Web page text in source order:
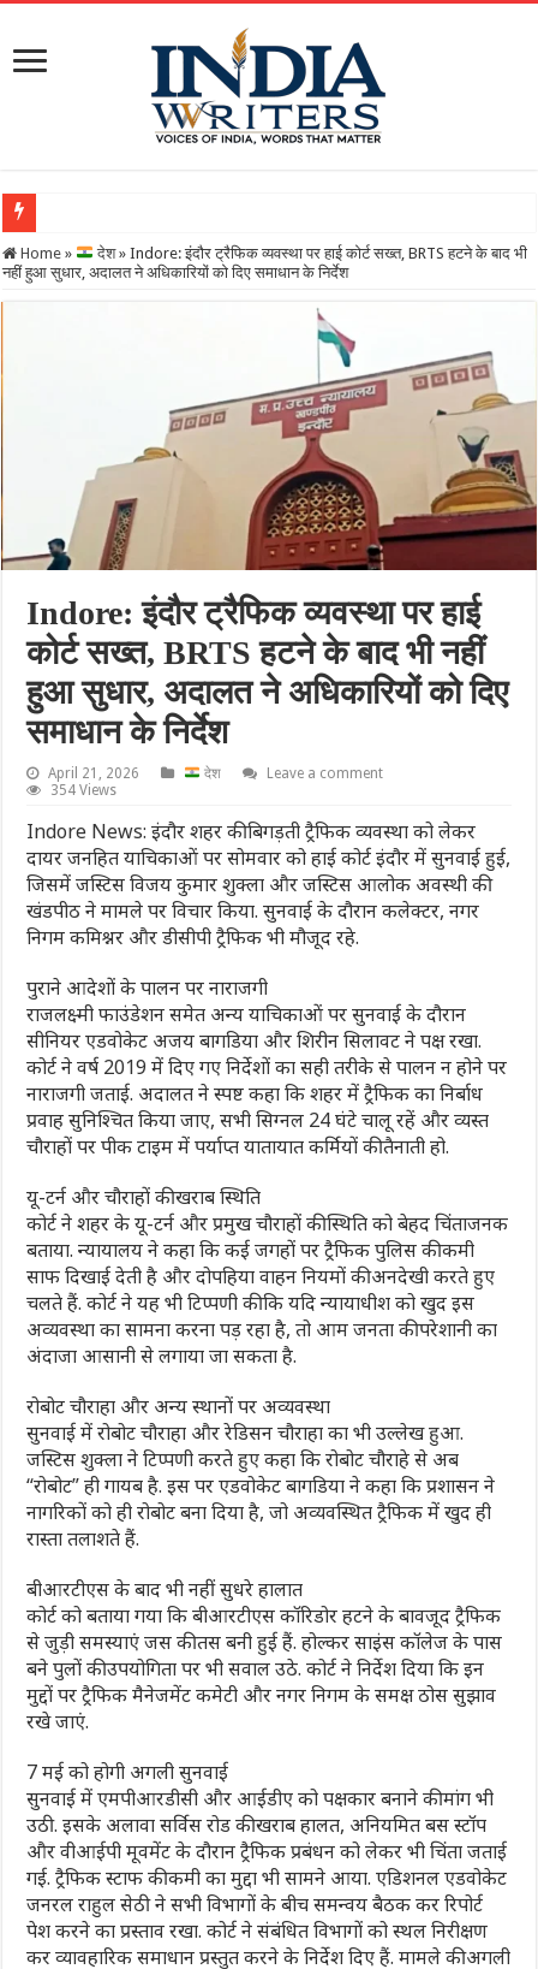
Home » देश » Indore: इंदौर ट्रैफिक व्यवस्था पर हाई कोर्ट सख्त, BRTS हटने के बाद भी
नहीं हुआ सुधार, अदालत ने अधिकारियों को दिए समाधान के निर्देश
Indore: इंदौर ट्रैफिक व्यवस्था पर हाई
कोर्ट सख्त, BRTS हटने के बाद भी नहीं
हुआ सुधार, अदालत ने अधिकारियों को दिए
समाधान के निर्देश
April 21, 2026 देश
Leave a comment
354 Views
Indore News: इंदौर शहर की बिगड़ती ट्रैफिक व्यवस्था को लेकर
दायर जनहित याचिकाओं पर सोमवार को हाई कोर्ट इंदौर में सुनवाई हुई,
जिसमें जस्टिस विजय कुमार शुक्ला और जस्टिस आलोक अवस्थी की
खंडपीठ ने मामले पर विचार किया. सुनवाई के दौरान कलेक्टर, नगर
निगम कमिश्नर और डीसीपी ट्रैफिक भी मौजूद रहे.
पुराने आदेशों के पालन पर नाराजगी
राजलक्ष्मी फाउंडेशन समेत अन्य याचिकाओं पर सुनवाई के दौरान
सीनियर एडवोकेट अजय बागडिया और शिरीन सिलावट ने पक्ष रखा.
कोर्ट ने वर्ष 2019 में दिए गए निर्देशों का सही तरीके से पालन न होने पर
नाराजगी जताई. अदालत ने स्पष्ट कहा कि शहर में ट्रैफिक का निर्बाध
प्रवाह सुनिश्चित किया जाए, सभी सिग्नल 24 घंटे चालू रहें और व्यस्त
चौराहों पर पीक टाइम में पर्याप्त यातायात कर्मियों की तैनाती हो.
यू-टर्न और चौराहों की खराब स्थिति
कोर्ट ने शहर के यू-टर्न और प्रमुख चौराहों की स्थिति को बेहद चिंताजनक
बताया. न्यायालय ने कहा कि कई जगहों पर ट्रैफिक पुलिस की कमी
साफ दिखाई देती है और दोपहिया वाहन नियमों की अनदेखी करते हुए
चलते हैं. कोर्ट ने यह भी टिप्पणी की कि यदि न्यायाधीश को खुद इस
अव्यवस्था का सामना करना पड़ रहा है, तो आम जनता की परेशानी का
अंदाजा आसानी से लगाया जा सकता है.
रोबोट चौराहा और अन्य स्थानों पर अव्यवस्था
सुनवाई में रोबोट चौराहा और रेडिसन चौराहा का भी उल्लेख हुआ.
जस्टिस शुक्ला ने टिप्पणी करते हुए कहा कि रोबोट चौराहे से अब
“रोबोट” ही गायब है. इस पर एडवोकेट बागडिया ने कहा कि प्रशासन ने
नागरिकों को ही रोबोट बना दिया है, जो अव्यवस्थित ट्रैफिक में खुद ही
रास्ता तलाशते हैं.
बीआरटीएस के बाद भी नहीं सुधरे हालात
कोर्ट को बताया गया कि बीआरटीएस कॉरिडोर हटने के बावजूद ट्रैफिक
से जुड़ी समस्याएं जस की तस बनी हुई हैं. होल्कर साइंस कॉलेज के पास
बने पुलों की उपयोगिता पर भी सवाल उठे. कोर्ट ने निर्देश दिया कि इन
मुद्दों पर ट्रैफिक मैनेजमेंट कमेटी और नगर निगम के समक्ष ठोस सुझाव
रखे जाएं.
7 मई को होगी अगली सुनवाई
सुनवाई में एमपीआरडीसी और आईडीए को पक्षकार बनाने की मांग भी
उठी. इसके अलावा सर्विस रोड की खराब हालत, अनियमित बस स्टॉप
और वीआईपी मूवमेंट के दौरान ट्रैफिक प्रबंधन को लेकर भी चिंता जताई
गई. ट्रैफिक स्टाफ की कमी का मुद्दा भी सामने आया. एडिशनल एडवोकेट
जनरल राहुल सेठी ने सभी विभागों के बीच समन्वय बैठक कर रिपोर्ट
पेश करने का प्रस्ताव रखा. कोर्ट ने संबंधित विभागों को स्थल निरीक्षण
कर व्यावहारिक समाधान प्रस्तुत करने के निर्देश दिए हैं. मामले की अगली